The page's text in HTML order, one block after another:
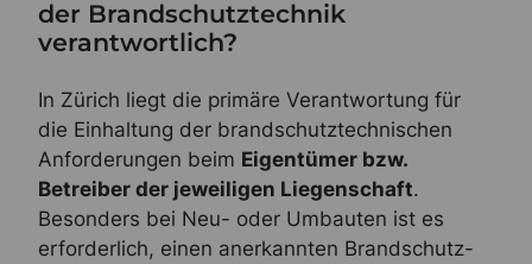
der Brandschutztechnik
verantwortlich?
In Zürich liegt die primäre Verantwortung für
die Einhaltung der brandschutztechnischen
Anforderungen beim Eigentümer bzw.
Betreiber der jeweiligen Liegenschaft.
Besonders bei Neu- oder Umbauten ist es
erforderlich, einen anerkannten Brandschutz-